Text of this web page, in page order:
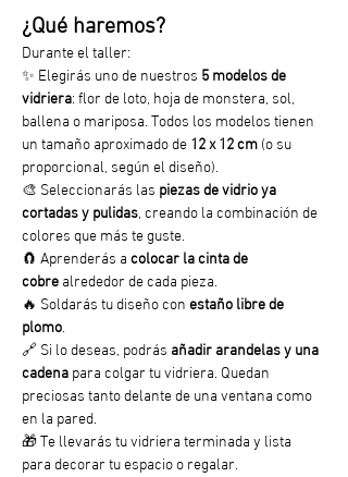
¿Qué haremos?
Durante el taller:
✨ Elegirás uno de nuestros 5 modelos de
vidriera: flor de loto, hoja de monstera, sol,
ballena o mariposa. Todos los modelos tienen
un tamaño aproximado de 12 x 12 cm (o su
proporcional, según el diseño).
🎨 Seleccionarás las piezas de vidrio ya
cortadas y pulidas, creando la combinación de
colores que más te guste.
🧲 Aprenderás a colocar la cinta de
cobre alrededor de cada pieza.
🔥 Soldarás tu diseño con estaño libre de
plomo.
🔗 Si lo deseas, podrás añadir arandelas y una
cadena para colgar tu vidriera. Quedan
preciosas tanto delante de una ventana como
en la pared.
🎁 Te llevarás tu vidriera terminada y lista
para decorar tu espacio o regalar.